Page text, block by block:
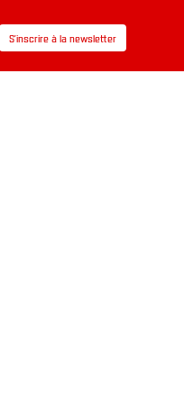
S’inscrire à la newsletter